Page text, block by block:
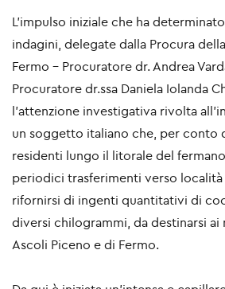
L’impulso iniziale che ha
indagini, delegate dalla Procura
Fermo – Procuratore dr. Andrea
Procuratore dr.ssa Daniela Iolanda
l’attenzione investigativa rivolta
un soggetto italiano che, per conto
residenti lungo il litorale del
periodici trasferimenti verso
rifornirsi di ingenti quantitativi di
diversi chilogrammi, da destinarsi
Ascoli Piceno e di Fermo.